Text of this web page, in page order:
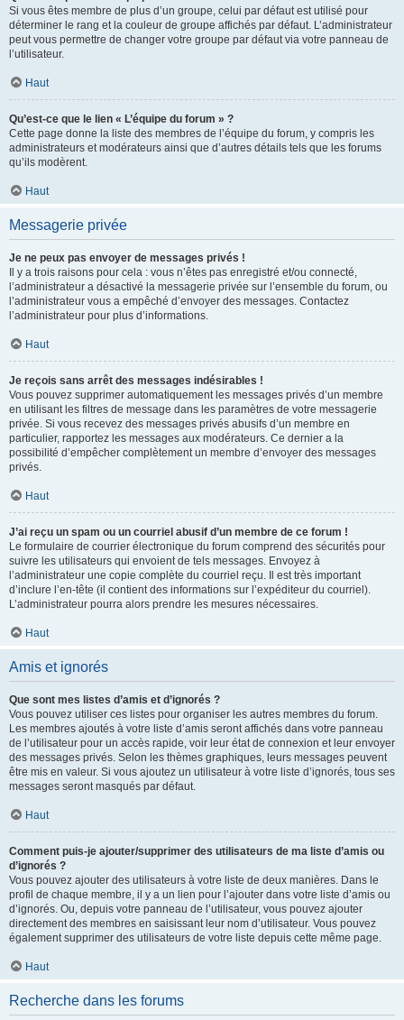
Si vous êtes membre de plus d’un groupe, celui par défaut est utilisé pour
déterminer le rang et la couleur de groupe affichés par défaut. L’administrateur
peut vous permettre de changer votre groupe par défaut via votre panneau de
l’utilisateur.
Haut
Qu’est-ce que le lien « L’équipe du forum » ?
Cette page donne la liste des membres de l’équipe du forum, y compris les
administrateurs et modérateurs ainsi que d’autres détails tels que les forums
qu’ils modèrent.
Haut
Messagerie privée
Je ne peux pas envoyer de messages privés !
Il y a trois raisons pour cela : vous n’êtes pas enregistré et/ou connecté,
l’administrateur a désactivé la messagerie privée sur l’ensemble du forum, ou
l’administrateur vous a empêché d’envoyer des messages. Contactez
l’administrateur pour plus d’informations.
Haut
Je reçois sans arrêt des messages indésirables !
Vous pouvez supprimer automatiquement les messages privés d’un membre
en utilisant les filtres de message dans les paramètres de votre messagerie
privée. Si vous recevez des messages privés abusifs d’un membre en
particulier, rapportez les messages aux modérateurs. Ce dernier a la
possibilité d’empêcher complètement un membre d’envoyer des messages
privés.
Haut
J’ai reçu un spam ou un courriel abusif d’un membre de ce forum !
Le formulaire de courrier électronique du forum comprend des sécurités pour
suivre les utilisateurs qui envoient de tels messages. Envoyez à
l’administrateur une copie complète du courriel reçu. Il est très important
d’inclure l’en-tête (il contient des informations sur l’expéditeur du courriel).
L’administrateur pourra alors prendre les mesures nécessaires.
Haut
Amis et ignorés
Que sont mes listes d’amis et d’ignorés ?
Vous pouvez utiliser ces listes pour organiser les autres membres du forum.
Les membres ajoutés à votre liste d’amis seront affichés dans votre panneau
de l’utilisateur pour un accès rapide, voir leur état de connexion et leur envoyer
des messages privés. Selon les thèmes graphiques, leurs messages peuvent
être mis en valeur. Si vous ajoutez un utilisateur à votre liste d’ignorés, tous ses
messages seront masqués par défaut.
Haut
Comment puis-je ajouter/supprimer des utilisateurs de ma liste d’amis ou
d’ignorés ?
Vous pouvez ajouter des utilisateurs à votre liste de deux manières. Dans le
profil de chaque membre, il y a un lien pour l’ajouter dans votre liste d’amis ou
d’ignorés. Ou, depuis votre panneau de l’utilisateur, vous pouvez ajouter
directement des membres en saisissant leur nom d’utilisateur. Vous pouvez
également supprimer des utilisateurs de votre liste depuis cette même page.
Haut
Recherche dans les forums